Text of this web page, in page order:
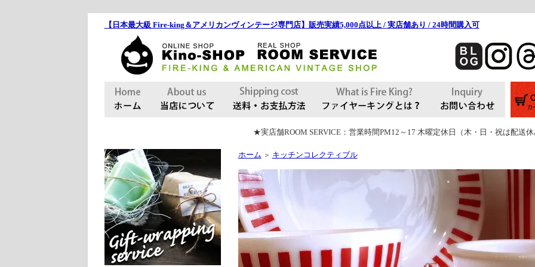
【日本最大級 Fire-king＆アメリカンヴィンテージ専門店】販売実績5,000点以上 / 実店舗あり / 24時間購入可
★実店舗ROOM SERVICE：営業時間PM12～17 木曜定休日（木・日・祝は配送
ホーム ＞ キッチンコレクティブル